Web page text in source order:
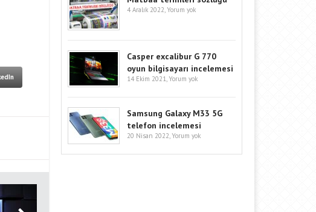
4 Aralık 2022, Yorum yok
Casper excalibur G 770
oyun bilgisayarı incelemesi
14 Ekim 2021, Yorum yok
Samsung Galaxy M33 5G
telefon incelemesi
20 Nisan 2022, Yorum yok